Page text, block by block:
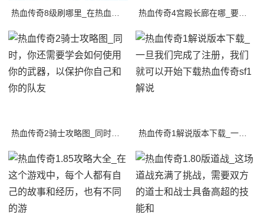
热血传奇2骑士攻略图_同时，你还需要学会如何使用你的武器，以保护你自己和你的队友 热血传奇1解说版本下载_一旦我们完成了注册，我们就可以开始下载热血传奇sf1解说